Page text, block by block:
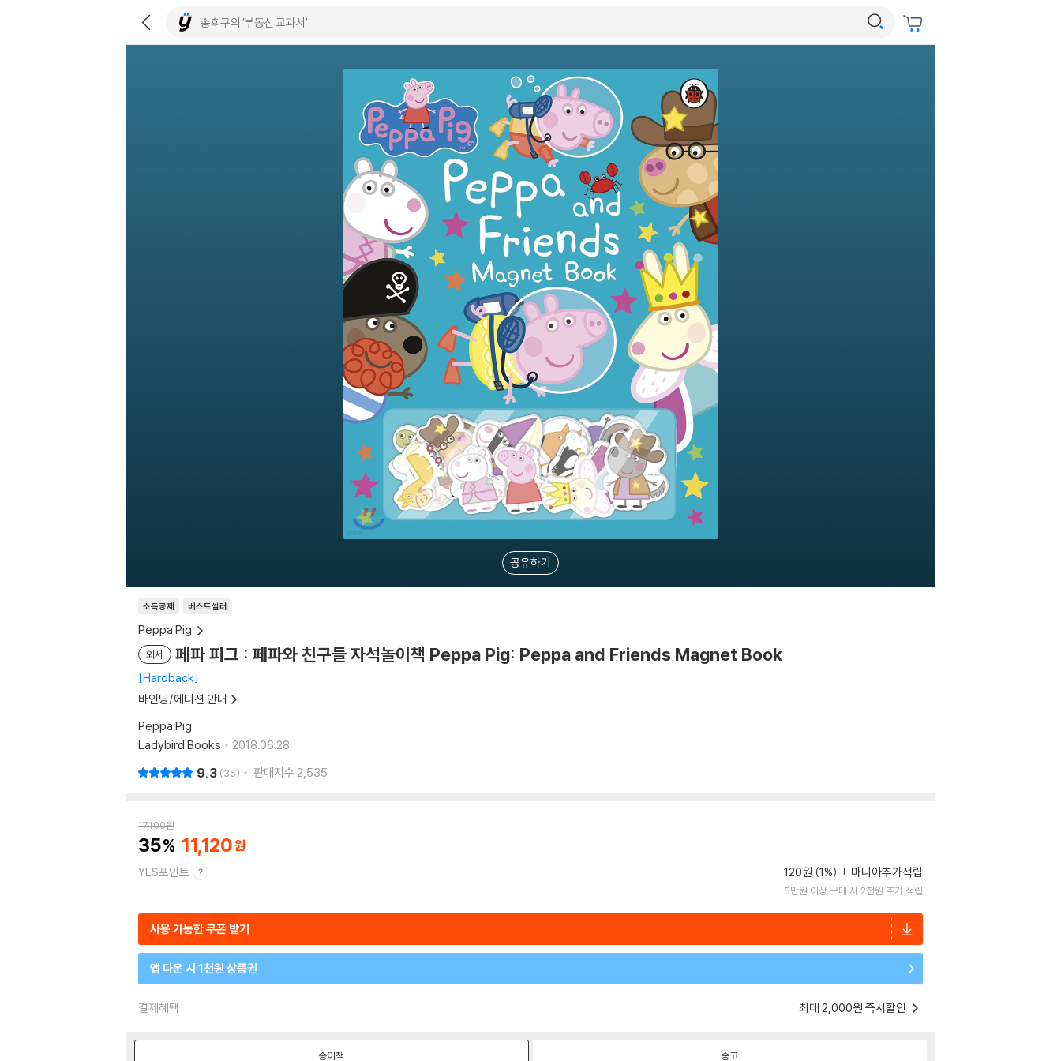
공유하기
소득공제 베스트셀러
Peppa Pig
외서 페파 피그 : 페파와 친구들 자석놀이책 Peppa Pig: Peppa and Friends Magnet Book
Hardback
바인딩/에디션 안내
Peppa Pig
Ladybird Books
2018.06.28.
9.3 35 판매지수 2,535
17,100원
35 11,120
YES포인트 120원 (1%) 마니아추가적립
5만원 이상 구매 시 2천원 추가 적립
사용 가능한 쿠폰 받기
앱 다운 시 1천원 상품권
결제혜택 최대 2,000원 즉시할인
종이책 중고